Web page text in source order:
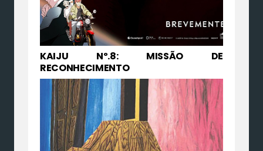
KAIJU Nº.8: MISSÃO DE
RECONHECIMENTO